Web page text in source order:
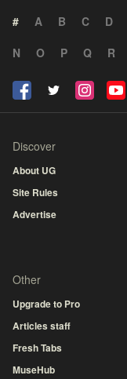
# A B C D
N
O P Q R
Discover
About UG
Site Rules
Advertise
Other
Upgrade to Pro
Articles staff
Fresh Tabs
MuseHub